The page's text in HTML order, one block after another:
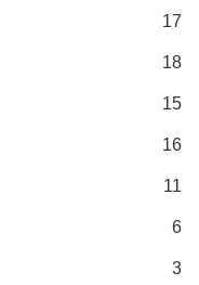
17
18
15
16
11
6
3